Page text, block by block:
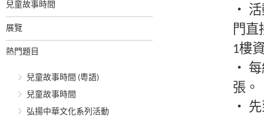
兒童故事時間
展覽
熱門題目
兒童故事時間 (粵語)
兒童故事時間
弘揚中華文化系列活動
‧ 活
門直
1樓
‧ 每
張。
‧